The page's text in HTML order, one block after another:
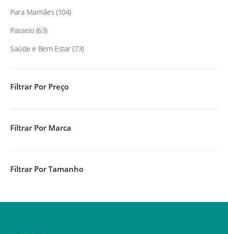
Para Mamães 104
Passeio 63
Saúde e Bem Estar 73
Filtrar Por Preço
Filtrar Por Marca
Filtrar Por Tamanho